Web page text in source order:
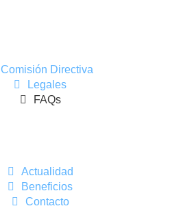
Comisión Directiva
Legales
FAQs
Actualidad
Beneficios
Contacto